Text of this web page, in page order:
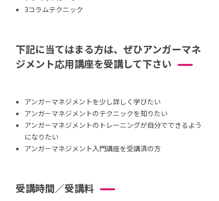
3コラムテクニック
下記に当てはまる方は、ぜひアンガーマネ
ジメント応用講座を受講して下さい
アンガーマネジメントを少し詳しく学びたい
アンガーマネジメントのテクニックを知りたい
アンガーマネジメントのトレーニングが自分でできるよう
になりたい
アンガーマネジメント入門講座を受講済の方
受講時間／受講料